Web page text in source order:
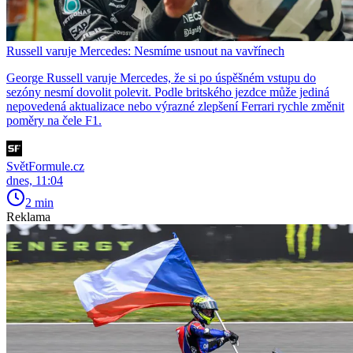
Russell varuje Mercedes: Nesmíme usnout na vavřínech
George Russell varuje Mercedes, že si po úspěšném vstupu do
sezóny nesmí dovolit polevit. Podle britského jezdce může jediná
nepovedená aktualizace nebo výrazné zlepšení Ferrari rychle změnit
poměry na čele F1.
SvětFormule.cz
dnes, 11:04
2 min
Reklama